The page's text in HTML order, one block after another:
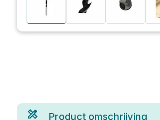
Product omschrijving